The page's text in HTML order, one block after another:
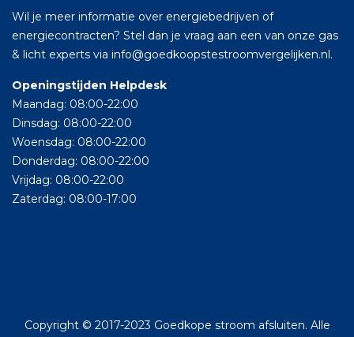
Wil je meer informatie over energiebedrijven of
energiecontracten? Stel dan je vraag aan een van onze gas
& licht experts via info@goedkoopstestroomvergelijken.nl.
Openingstijden Helpdesk
Maandag: 08:00-22:00
Dinsdag: 08:00-22:00
Woensdag: 08:00-22:00
Donderdag: 08:00-22:00
Vrijdag: 08:00-22:00
Zaterdag: 08:00-17:00
Copyright © 2017-2023 Goedkope stroom afsluiten. Alle